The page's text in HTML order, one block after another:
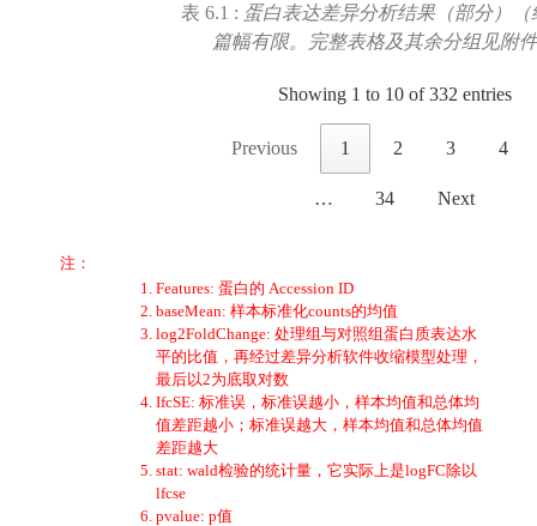
表 6.1 : 蛋白表达差异分析结果（部分）（
篇幅有限。完整表格及其余分组见附
Showing 1 to 10 of 332 entries
Previous 1 2 3 4
… 34 Next
注：
Features: 蛋白的 Accession ID
baseMean: 样本标准化counts的均值
log2FoldChange: 处理组与对照组蛋白质表达水
平的比值，再经过差异分析软件收缩模型处理，
最后以2为底取对数
IfcSE: 标准误，标准误越小，样本均值和总体均
值差距越小；标准误越大，样本均值和总体均值
差距越大
stat: wald检验的统计量，它实际上是logFC除以
lfcse
pvalue: p值